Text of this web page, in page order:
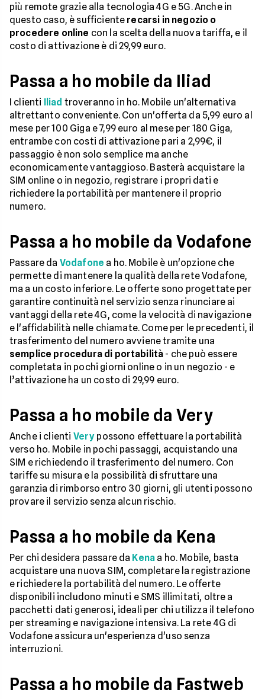
più remote grazie alla tecnologia 4G e 5G. Anche in
questo caso, è sufficiente recarsi in negozio o
procedere online con la scelta della nuova tariffa, e il
costo di attivazione è di 29,99 euro.
Passa a ho mobile da Iliad
I clienti Iliad troveranno in ho. Mobile un'alternativa
altrettanto conveniente. Con un'offerta da 5,99 euro al
mese per 100 Giga e 7,99 euro al mese per 180 Giga,
entrambe con costi di attivazione pari a 2,99€, il
passaggio è non solo semplice ma anche
economicamente vantaggioso. Basterà acquistare la
SIM online o in negozio, registrare i propri dati e
richiedere la portabilità per mantenere il proprio
numero.
Passa a ho mobile da Vodafone
Passare da Vodafone a ho. Mobile è un'opzione che
permette di mantenere la qualità della rete Vodafone,
ma a un costo inferiore. Le offerte sono progettate per
garantire continuità nel servizio senza rinunciare ai
vantaggi della rete 4G, come la velocità di navigazione
e l'affidabilità nelle chiamate. Come per le precedenti, il
trasferimento del numero avviene tramite una
semplice procedura di portabilità - che può essere
completata in pochi giorni online o in un negozio - e
l’attivazione ha un costo di 29,99 euro.
Passa a ho mobile da Very
Anche i clienti Very possono effettuare la portabilità
verso ho. Mobile in pochi passaggi, acquistando una
SIM e richiedendo il trasferimento del numero. Con
tariffe su misura e la possibilità di sfruttare una
garanzia di rimborso entro 30 giorni, gli utenti possono
provare il servizio senza alcun rischio.
Passa a ho mobile da Kena
Per chi desidera passare da Kena a ho. Mobile, basta
acquistare una nuova SIM, completare la registrazione
e richiedere la portabilità del numero. Le offerte
disponibili includono minuti e SMS illimitati, oltre a
pacchetti dati generosi, ideali per chi utilizza il telefono
per streaming e navigazione intensiva. La rete 4G di
Vodafone assicura un'esperienza d'uso senza
interruzioni.
Passa a ho mobile da Fastweb